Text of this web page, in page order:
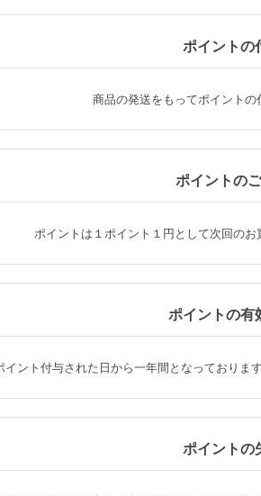
ポイントの
商品の発送をもってポイントの
ポイントの
ポイントは１ポイント１円として次回のお
ポイントの有
ント付与された日から一年間となっておりま
ポイントの